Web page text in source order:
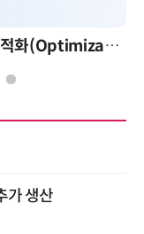
실전 세미나: 폭증하
가 생산